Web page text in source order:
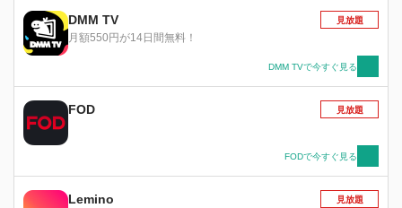
DMM TV
月額550円が14日間無料！
見放題
DMM TVで今すぐ見る
FOD 見放題
FODで今すぐ見る
Lemino 見放題